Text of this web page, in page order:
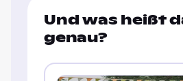
Und was heißt
genau?